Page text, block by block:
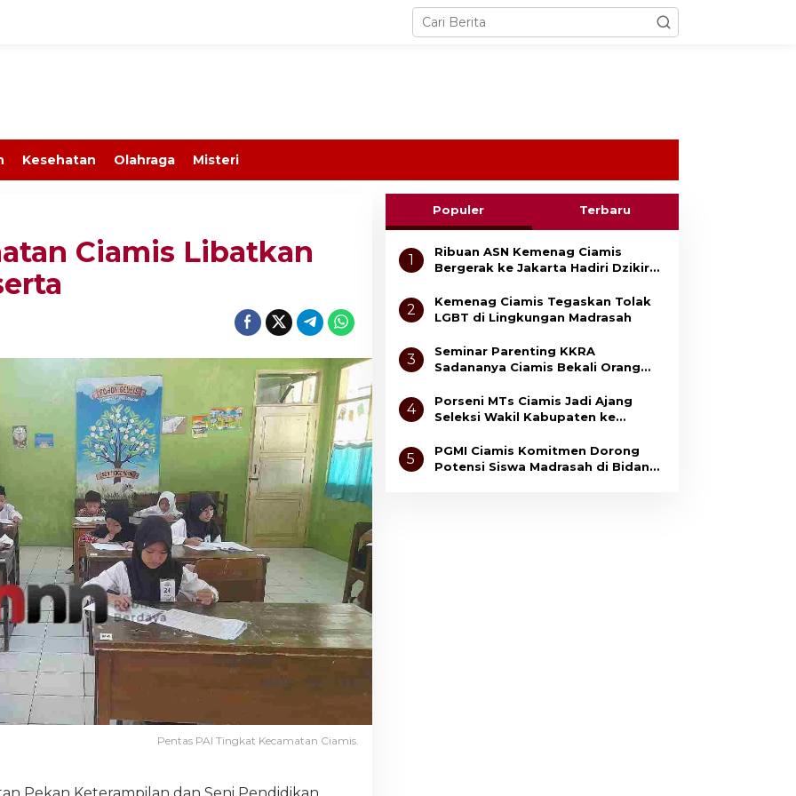
Kesehatan Olahraga Misteri
Ciamis Libatkan
Pentas PAI Tingkat Kecamatan Ciamis.
Populer Terbaru
1
Ribuan ASN Kemenag Ciamis
Bergerak ke Jakarta Hadiri Dzikir
2
Kemenag Ciamis Tegaskan Tolak
LGBT di Lingkungan Madrasah
3
Seminar Parenting KKRA
Sadananya Ciamis Bekali Orang
Anak
4
Porseni MTs Ciamis Jadi Ajang
Seleksi Wakil Kabupaten ke
5
PGMI Ciamis Komitmen Dorong
Potensi Siswa Madrasah di Bidang